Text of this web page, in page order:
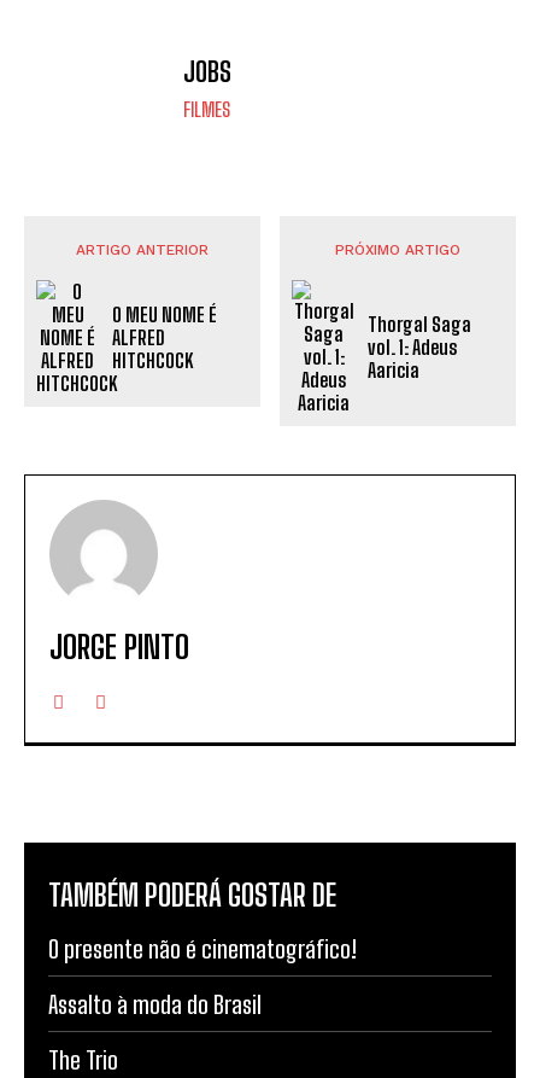
JOBS
FILMES
ARTIGO ANTERIOR
O MEU NOME É
ALFRED
HITCHCOCK
PRÓXIMO ARTIGO
Thorgal Saga
vol. 1: Adeus
Aaricia
JORGE PINTO
TAMBÉM PODERÁ GOSTAR DE
O presente não é cinematográfico!
Assalto à moda do Brasil
The Trio